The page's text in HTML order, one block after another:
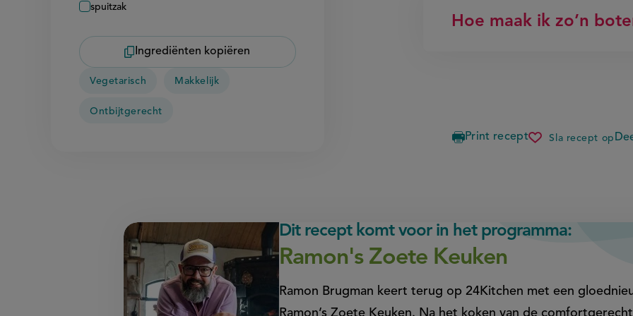
spuitzak
Ingrediënten kopiëren
Vegetarisch Makkelijk
Ontbijtgerecht
Hoe maak ik zo’n
Print recept Sla recept op
paasstol
Dit recept komt voor in het programma:
Ramon's Zoete Keuken
Ramon Brugman keert terug op 24Kitchen met een
Ramon’s Zoete Keuken. Na het koken van de